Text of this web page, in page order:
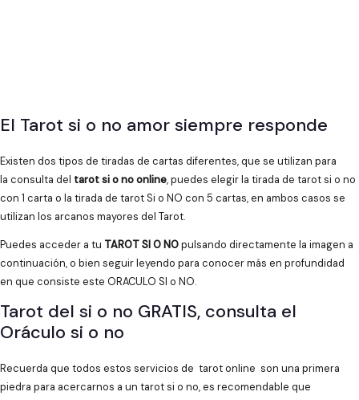
El Tarot si o no amor siempre responde
Existen dos tipos de tiradas de cartas diferentes, que se utilizan para
la consulta del tarot si o no online, puedes elegir la tirada de tarot si o no
con 1 carta o la tirada de tarot Si o NO con 5 cartas, en ambos casos se
utilizan los arcanos mayores del Tarot.
Puedes acceder a tu TAROT SI O NOpulsando directamente la imagen a
continuación, o bien seguir leyendo para conocer más en profundidad
en que consiste este ORACULO SI o NO.
Tarot del si o no GRATIS, consulta el
Oráculo si o no
Recuerda que todos estos servicios de tarot online son una primera
piedra para acercarnos a un tarot si o no, es recomendable que